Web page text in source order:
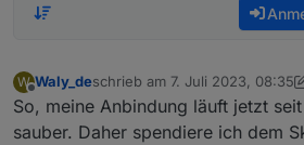
W
Offline
Waly_deschrieb am 7. Juli 2023, 08:35
zuletzt editiert von Waly_de
So, meine Anbindung läuft jetzt
sauber. Daher spendiere ich dem